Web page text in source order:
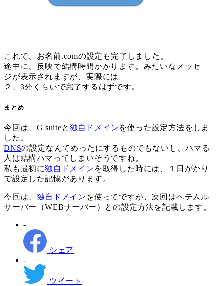
これで、お名前.comの設定も完了しました。
途中に、反映で結構時間かかります。みたいなメッセー
ジが表示されますが、実際には
２、3分くらいで完了するはずです。
まとめ
今回は、G suiteと 独自ドメインを使った設定方法をしま
した。
DNSの設定なんてめったにするものでもないし、ハマる
人は結構ハマってしまいそうですね。
私も最初に独自ドメイン を取得した時には、１日がかり
で設定した記憶があります。
今回は、独自ドメイン を使ってですが、次回はヘテムル
サーバー（WEBサーバー）との設定方法を記載します。
-
シェア
-
ツイート